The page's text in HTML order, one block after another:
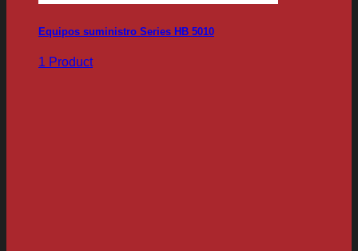
Equipos suministro Series HB 5010
1 Product